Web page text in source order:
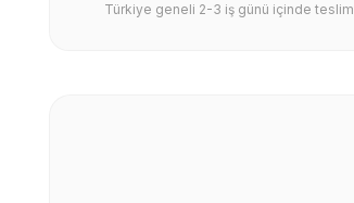
Türkiye geneli 2-3 iş günü içinde teslim